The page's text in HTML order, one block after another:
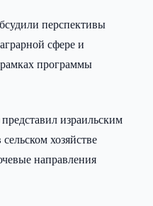
перспективы
сфере и
программы
израильским
хозяйстве
направления